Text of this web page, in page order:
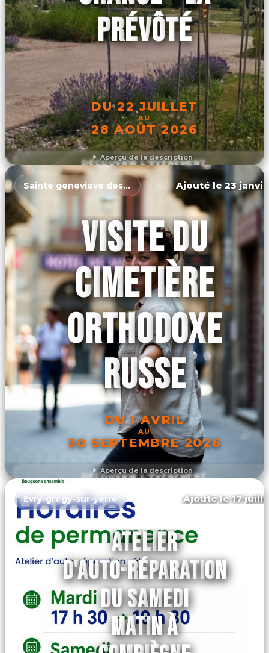
Aperçu de la description
PRÉVÔTÉ
DU 22 JUILLET
AU
28 AOÛT 2026
DÉCOUVRIR L'ÉVÉNEMENT
Aperçu de la description
Sainte genevieve des bois Ajouté le 23
VISITE DU
CIMETIÈRE
ORTHODOXE
RUSSE
DU 1 AVRIL
AU
30 SEPTEMBRE 2026
DÉCOUVRIR L'ÉVÉNEMENT
Évry-grégy-sur-yerre Ajouté le 17
ATELIER
D'AUTO-RÉPARATION
DU SAMEDI
MATIN À